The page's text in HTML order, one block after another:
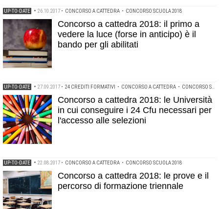
UP-TO-DATE • 26.10.2017 • CONCORSO A CATTEDRA • CONCORSO SCUOLA 2018
Concorso a cattedra 2018: il primo a
vedere la luce (forse in anticipo) è il
bando per gli abilitati
UP-TO-DATE • 27.09.2017 • 24 CREDITI FORMATIVI • CONCORSO A CATTEDRA • CONCORSO SCUOLA 2018
Concorso a cattedra 2018: le Università
in cui conseguire i 24 Cfu necessari per
l'accesso alle selezioni
UP-TO-DATE • 22.08.2017 • CONCORSO A CATTEDRA • CONCORSO SCUOLA 2018
Concorso a cattedra 2018: le prove e il
percorso di formazione triennale